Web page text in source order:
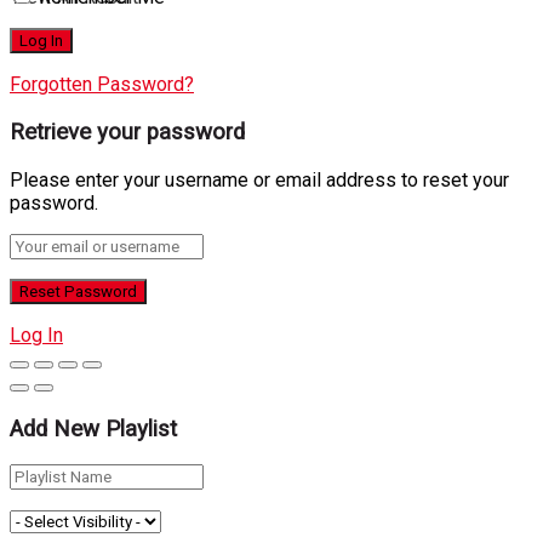
Forgotten Password?
Retrieve your password
Please enter your username or email address to reset your
password.
Log In
Add New Playlist